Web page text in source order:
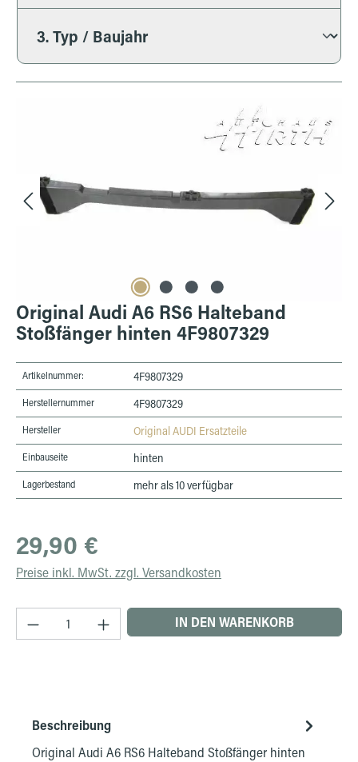
Original Audi A6 RS6 Halteband
Stoßfänger hinten 4F9807329
Artikelnummer: 4F9807329
Herstellernummer 4F9807329
Hersteller Original AUDI Ersatzteile
Einbauseite hinten
Lagerbestand mehr als 10 verfügbar
Regulärer Preis:
29,90 €
Preise inkl. MwSt. zzgl. Versandkosten
Produkt Anzahl: Gib den gewünschten Wert
IN DEN WARENKORB
Beschreibung
Original Audi A6 RS6 Halteband Stoßfänger hinten